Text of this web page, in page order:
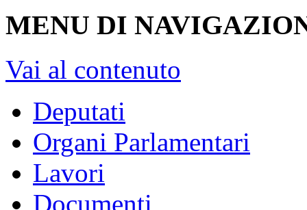
MENU DI
Vai al contenuto
Deputati
Organi Parlamentari
Lavori
Documenti